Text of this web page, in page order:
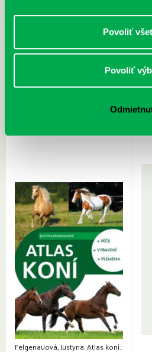
Povoliť
Povoliť
Sprievodca po hviezdnej oblohe
Felgenauová, Justyna: Atlas koní.: